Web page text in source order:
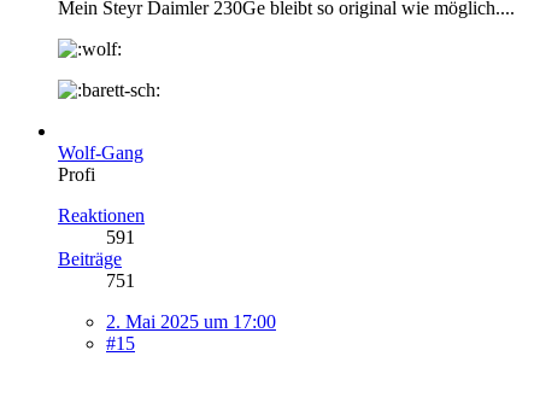
Mein Steyr Daimler 230Ge bleibt so original wie möglich....
Wolf-Gang
Profi
Reaktionen
591
Beiträge
751
2. Mai 2025 um 17:00
#15